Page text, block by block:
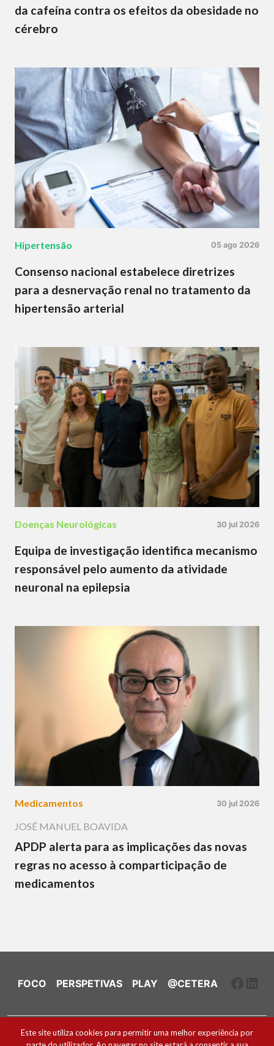
da cafeína contra os efeitos da obesidade no
cérebro
Hipertensão 05 ago 2026
Consenso nacional estabelece diretrizes
para a desnervação renal no tratamento da
hipertensão arterial
Doenças Neurológicas 30 jul 2026
Equipa de investigação identifica mecanismo
responsável pelo aumento da atividade
neuronal na epilepsia
Medicamentos 30 jul 2026
JOSÉ MANUEL BOAVIDA
APDP alerta para as implicações das novas
regras no acesso à comparticipação de
medicamentos
FOCO PERSPETIVAS PLAY @CETERA
Ficha Técnica e Estatuto Editorial
Este site utiliza cookies para permitir uma melhor experiência por